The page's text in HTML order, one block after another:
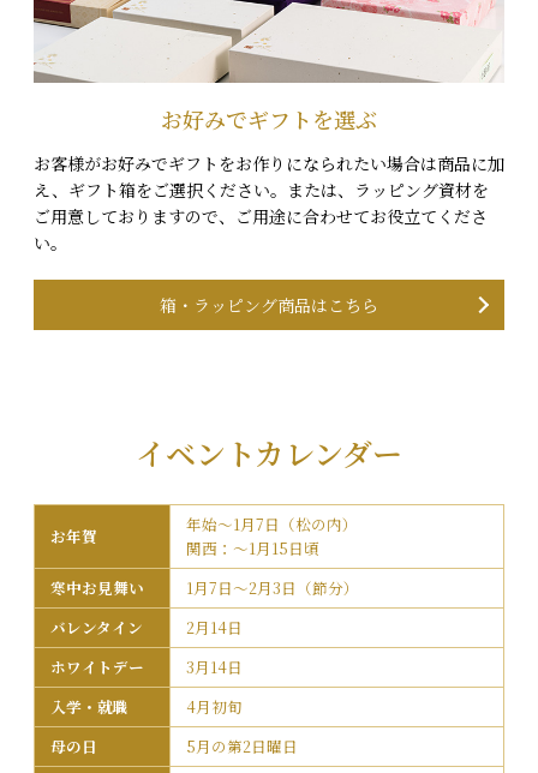
お好みでギフトを選ぶ
お客様がお好みでギフトをお作りになられたい場合は商品に加
え、ギフト箱をご選択ください。または、ラッピング資材を
ご用意しておりますので、ご用途に合わせてお役立てくださ
い。
箱・ラッピング商品はこちら
イベントカレンダー
お年賀
年始～1月7日（松の内）
関西：～1月15日頃
寒中お見舞い
1月7日～2月3日（節分）
バレンタイン
2月14日
ホワイトデー
3月14日
入学・就職
4月初旬
母の日
5月の第2日曜日